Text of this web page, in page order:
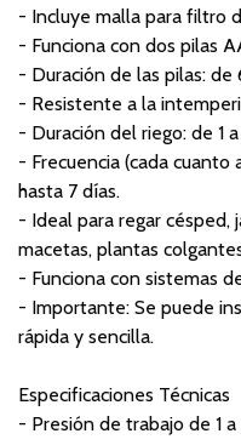
- Incluye malla para filtro
- Funciona con dos pilas
- Duración de las pilas: de
- Resistente a la
- Duración del riego: de 1
- Frecuencia (cada cuanto
hasta 7 días.
- Ideal para regar césped,
macetas, plantas
- Funciona con sistemas
- Importante: Se puede
rápida y sencilla.
Especificaciones Técnicas
- Presión de trabajo de 1 a